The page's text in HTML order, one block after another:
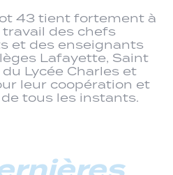
43 tient fortement à
des chefs
et des enseignants
Lafayette, Saint
Lycée Charles et
leur coopération et
tous les instants.